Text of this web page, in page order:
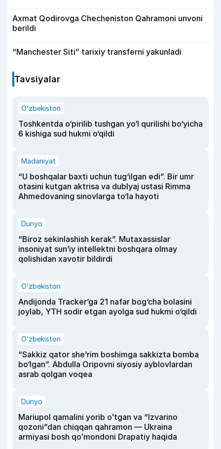
Axmat Qodirovga Checheniston Qahramoni unvoni
berildi
“Manchester Siti” tarixiy transferni yakunladi
Tavsiyalar
O‘zbekiston
Toshkentda o‘pirilib tushgan yo‘l qurilishi bo‘yicha
6 kishiga sud hukmi o‘qildi
Madaniyat
“U boshqalar baxti uchun tug‘ilgan edi”. Bir umr
otasini kutgan aktrisa va dublyaj ustasi Rimma
Ahmedovaning sinovlarga to‘la hayoti
Dunyo
“Biroz sekinlashish kerak”. Mutaxassislar
insoniyat sun’iy intellektni boshqara olmay
qolishidan xavotir bildirdi
O‘zbekiston
Andijonda Tracker’ga 21 nafar bog‘cha bolasini
joylab, YTH sodir etgan ayolga sud hukmi o‘qildi
O‘zbekiston
“Sakkiz qator she’rim boshimga sakkizta bomba
bo‘lgan”. Abdulla Oripovni siyosiy ayblovlardan
asrab qolgan voqea
Dunyo
Mariupol qamalini yorib oʻtgan va “Izvarino
qozoni”dan chiqqan qahramon — Ukraina
armiyasi bosh qoʻmondoni Drapatiy haqida